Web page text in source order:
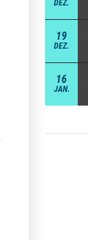
DEZ.
19
DEZ.
16
JAN.